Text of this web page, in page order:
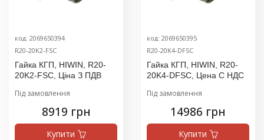
код: 2069650394
R20-20K2-FSC
Гайка КГП, HIWIN, R20-
20K2-FSC, Ціна З ПДВ
Під замовлення
8919 грн
Купити
код: 2069650395
R20-20K4-DFSC
Гайка КГП, HIWIN, R20-
20K4-DFSC, Цена С НДС
Під замовлення
14986 грн
Купити